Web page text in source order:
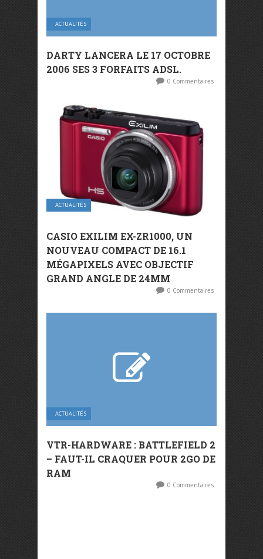
ACTUALITÉS
DARTY LANCERA LE 17 OCTOBRE
2006 SES 3 FORFAITS ADSL.
0 Commentaires
ACTUALITÉS
CASIO EXILIM EX-ZR1000, UN
NOUVEAU COMPACT DE 16.1
MÉGAPIXELS AVEC OBJECTIF
GRAND ANGLE DE 24MM
0 Commentaires
ACTUALITÉS
VTR-HARDWARE : BATTLEFIELD 2
– FAUT-IL CRAQUER POUR 2GO DE
RAM
0 Commentaires